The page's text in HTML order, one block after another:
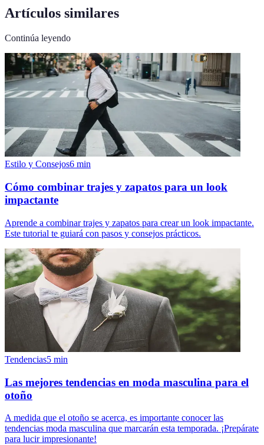
Artículos similares
Continúa leyendo
Estilo y Consejos6 min
Cómo combinar trajes y zapatos para un look
impactante
Aprende a combinar trajes y zapatos para crear un look impactante.
Este tutorial te guiará con pasos y consejos prácticos.
Tendencias5 min
Las mejores tendencias en moda masculina para el
otoño
A medida que el otoño se acerca, es importante conocer las
tendencias moda masculina que marcarán esta temporada. ¡Prepárate
para lucir impresionante!